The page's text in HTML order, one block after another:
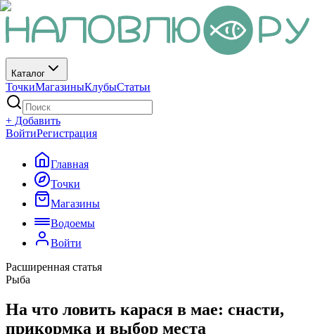
Каталог
ТочкиМагазиныКлубыСтатьи
+ Добавить
ВойтиРегистрация
Главная
Точки
Магазины
Водоемы
Войти
Расширенная статья
Рыба
На что ловить карася в мае: снасти,
прикормка и выбор места